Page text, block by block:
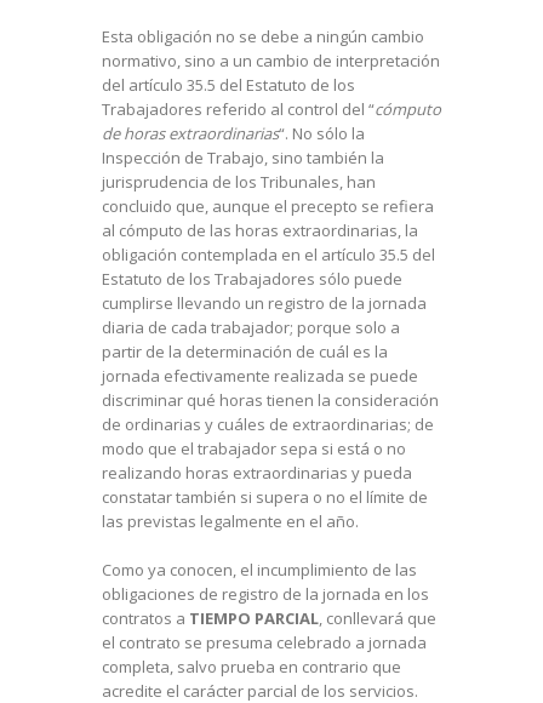
Esta obligación no se debe a ningún cambio
normativo, sino a un cambio de interpretación
del artículo 35.5 del Estatuto de los
Trabajadores referido al control del “cómputo
de horas extraordinarias“. No sólo la
Inspección de Trabajo, sino también la
jurisprudencia de los Tribunales, han
concluido que, aunque el precepto se refiera
al cómputo de las horas extraordinarias, la
obligación contemplada en el artículo 35.5 del
Estatuto de los Trabajadores sólo puede
cumplirse llevando un registro de la jornada
diaria de cada trabajador; porque solo a
partir de la determinación de cuál es la
jornada efectivamente realizada se puede
discriminar qué horas tienen la consideración
de ordinarias y cuáles de extraordinarias; de
modo que el trabajador sepa si está o no
realizando horas extraordinarias y pueda
constatar también si supera o no el límite de
las previstas legalmente en el año.
Como ya conocen, el incumplimiento de las
obligaciones de registro de la jornada en los
contratos a TIEMPO PARCIAL, conllevará que
el contrato se presuma celebrado a jornada
completa, salvo prueba en contrario que
acredite el carácter parcial de los servicios.